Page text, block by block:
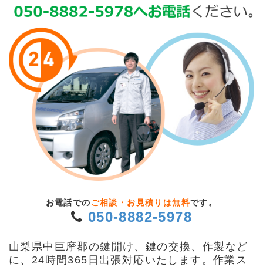
お電話での ご相談・お見積りは無料です。
050-8882-5978
山梨県中巨摩郡の鍵開け、鍵の交換、作製など
に、24時間365日出張対応いたします。作業ス